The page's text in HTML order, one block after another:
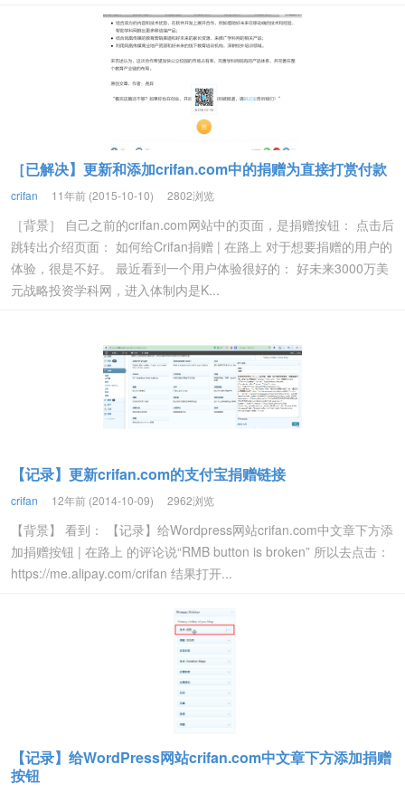
［已解决】更新和添加crifan.com中的捐赠为直接打赏付款
crifan 11年前 (2015-10-10) 2802浏览
［背景］ 自己之前的crifan.com网站中的页面，是捐赠按钮： 点击后
跳转出介绍页面： 如何给Crifan捐赠 | 在路上 对于想要捐赠的用户的
体验，很是不好。 最近看到一个用户体验很好的： 好未来3000万美
元战略投资学科网，进入体制内是K...
【记录】更新crifan.com的支付宝捐赠链接
crifan 12年前 (2014-10-09) 2962浏览
【背景】 看到： 【记录】给Wordpress网站crifan.com中文章下方添
加捐赠按钮 | 在路上 的评论说“RMB button is broken” 所以去点击：
https://me.alipay.com/crifan 结果打开...
【记录】给WordPress网站crifan.com中文章下方添加捐赠
按钮